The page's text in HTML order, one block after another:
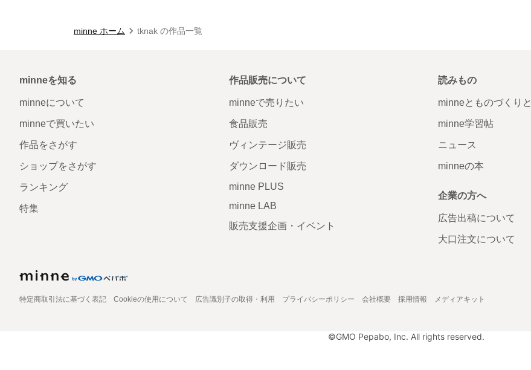
minne ホーム tknak の作品一覧
minneを知る
minneについて
minneで買いたい
作品をさがす
ショップをさがす
ランキング
特集
作品販売について
minneで売りたい
食品販売
ヴィンテージ販売
ダウンロード販売
minne PLUS
minne LAB
販売支援企画・イベント
読みもの
minneとものづくりと
minne学習帖
ニュース
minneの本
企業の方へ
広告出稿について
大口注文について
特定商取引法に基づく表記 Cookieの使用について 広告識別子の取得・利用 プライバシーポリシー 会社概要 採用情報 メディアキット
©GMO Pepabo, Inc. All rights reserved.